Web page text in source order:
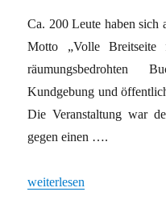
Ca. 200 Leute haben sich
Motto „Volle
räumungsbedrohten
Kundgebung und
Die Veranstaltung war
gegen einen ….
„Ein Lob auf den
weiterlesen